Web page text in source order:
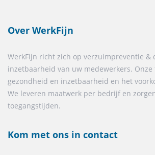
Over WerkFijn
WerkFijn richt zich op verzuimpreventie &
inzetbaarheid van uw medewerkers. Onze
gezondheid en inzetbaarheid en het
We leveren maatwerk per bedrijf en
toegangstijden.
Kom met ons in contact